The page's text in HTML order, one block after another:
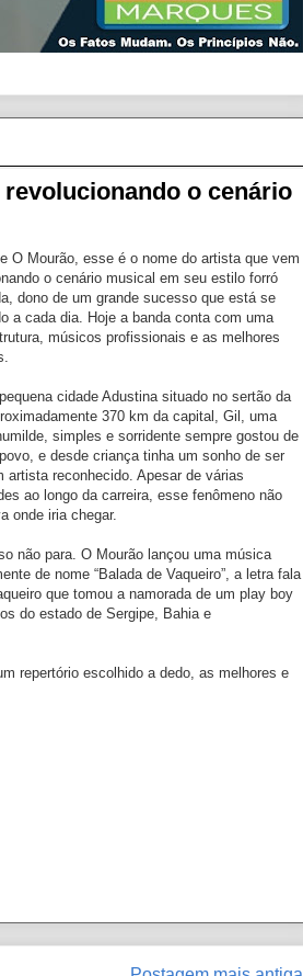
o cenário
O Mourão, esse é o nome do artista que vem
o cenário musical em seu estilo forró
dono de um grande sucesso que está se
a cada dia. Hoje a banda conta com uma
músicos profissionais e as melhores
cidade Adustina situado no sertão da
370 km da capital, Gil, uma
simples e sorridente sempre gostou de
e desde criança tinha um sonho de ser
artista reconhecido. Apesar de várias
ao longo da carreira, esse fenômeno não
onde iria chegar.
não para. O Mourão lançou uma música
de nome “Balada de Vaqueiro”, a letra fala
que tomou a namorada de um play boy
do estado de Sergipe, Bahia e
repertório escolhido a dedo, as melhores e